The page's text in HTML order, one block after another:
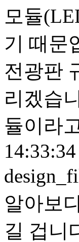
모듈
기 때문
전광판
리겠습
듈이라
알아보
길 겁니